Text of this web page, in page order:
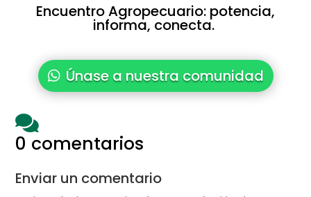
Encuentro Agropecuario: potencia,
informa, conecta.
Únase a nuestra comunidad

0 comentarios
Enviar un comentario